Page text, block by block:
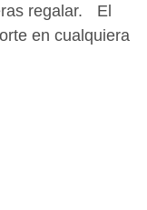
regalar. El
en cualquiera